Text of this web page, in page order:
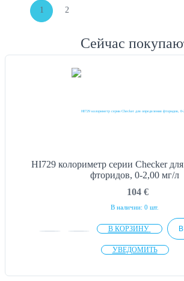
1 2
Сейчас
HI729 колориметр серии Checker
фторидов, 0-2,00 мг/л
104 €
В наличии: 0 шт.
В КОРЗИНУ
УВЕДОМИТЬ